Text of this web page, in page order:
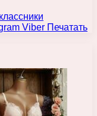
Viber Печатать